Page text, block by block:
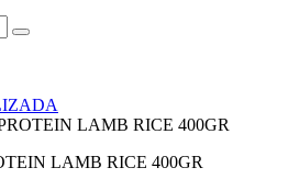
LAMB RICE 400GR